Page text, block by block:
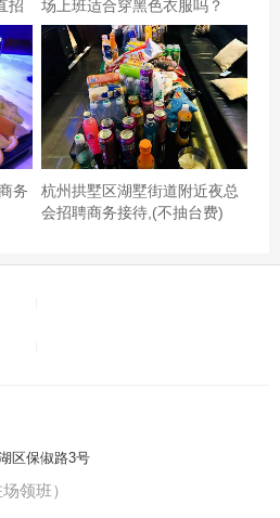
招
场上班适合穿黑色衣服吗？
务
杭州拱墅区湖墅街道附近夜总
会招聘商务接待,(不抽台费)
区保俶路3号
领班）